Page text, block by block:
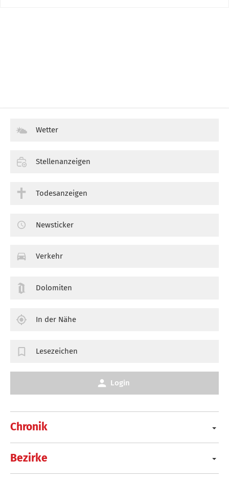
Chronik
Bezirke
Wetter
Stellenanzeigen
Todesanzeigen
Newsticker
Verkehr
Dolomiten
In der Nähe
Lesezeichen
Login